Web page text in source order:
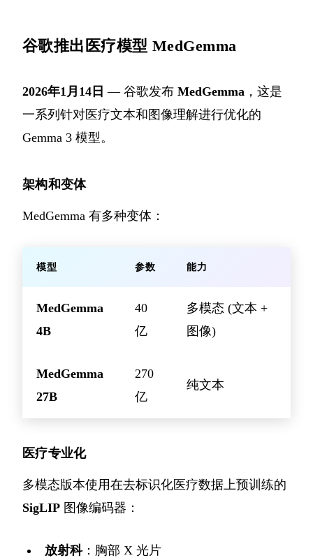
谷歌推出医疗模型 MedGemma
2026年1月14日 — 谷歌发布 MedGemma ，这是
一系列针对医疗文本和图像理解进行优化的
Gemma 3 模型。
架构和变体
MedGemma 有多种变体：
模型 参数 能力
MedGemma
4B
40
亿
多模态 (文本 +
图像)
MedGemma
27B
270
亿
纯文本
医疗专业化
多模态版本使用在去标识化医疗数据上预训练的
SigLIP 图像编码器：
放射科：胸部 X 光片